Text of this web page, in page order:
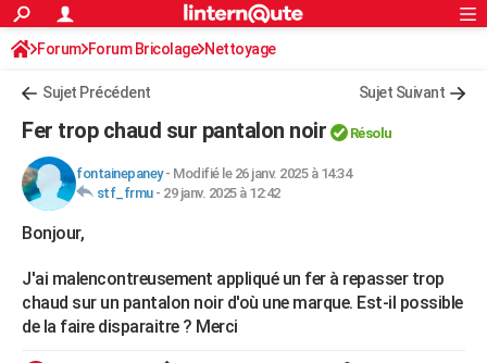
ACTUALITÉS
Politique
Société
Faits Divers
Education
Monde
Villes
+
FINANCE
Retraite
Impôts
Epargne
Immobilier
Risques naturels par ville
Banque
Assurance
Crédit
AUTO
Essais
Réserver un essai
Citadines
Berlines
SUV
Forum auto
+HIGH-TECH
Mobiles
Meilleur smartphone
Internet
Ordinateurs
Jeux vidéo
Guide high-tech
+
Forum
Aménagement intérieur
Extérieur
Cuisine
Salle de bains
Jardinage
Rangement
WEEK-END
S'inscrire
Connexion
Forum Forum Bricolage Nettoyage
Sujet Précédent Sujet Suivant
Fer trop chaud sur pantalon noir Résolu
fontainepaney- Modifié le 26 janv. 2025 à 14:34
stf_frmu- 29 janv. 2025 à 12:42
Bonjour,
J'ai malencontreusement appliqué un fer à repasser trop
chaud sur un pantalon noir d'où une marque. Est-il possible
de la faire disparaitre ? Merci